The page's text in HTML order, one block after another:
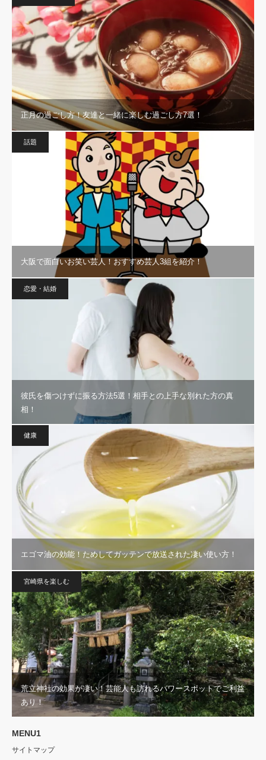
正月の過ごし方！友達と一緒に楽しむ過ごし方7選！
話題
大阪で面白いお笑い芸人！おすすめ芸人3組を紹介！
恋愛・結婚
彼氏を傷つけずに振る方法5選！相手との上手な別れた方の真
相！
健康
エゴマ油の効能！ためしてガッテンで放送された凄い使い方！
宮崎県を楽しむ
荒立神社の効果が凄い！芸能人も訪れるパワースポットでご利益
あり！
MENU1
サイトマップ